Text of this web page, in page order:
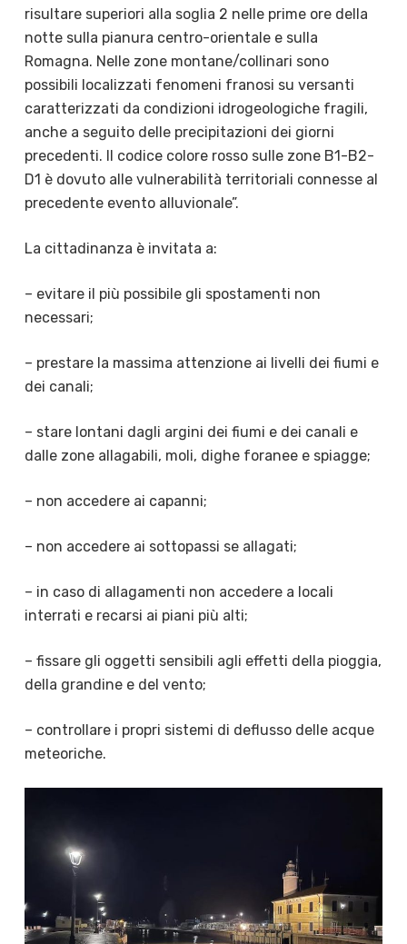
risultare superiori alla soglia 2 nelle prime ore della
notte sulla pianura centro-orientale e sulla
Romagna. Nelle zone montane/collinari sono
possibili localizzati fenomeni franosi su versanti
caratterizzati da condizioni idrogeologiche fragili,
anche a seguito delle precipitazioni dei giorni
precedenti. Il codice colore rosso sulle zone B1-B2-
D1 è dovuto alle vulnerabilità territoriali connesse al
precedente evento alluvionale”.
La cittadinanza è invitata a:
– evitare il più possibile gli spostamenti non
necessari;
– prestare la massima attenzione ai livelli dei fiumi e
dei canali;
– stare lontani dagli argini dei fiumi e dei canali e
dalle zone allagabili, moli, dighe foranee e spiagge;
– non accedere ai capanni;
– non accedere ai sottopassi se allagati;
– in caso di allagamenti non accedere a locali
interrati e recarsi ai piani più alti;
– fissare gli oggetti sensibili agli effetti della pioggia,
della grandine e del vento;
– controllare i propri sistemi di deflusso delle acque
meteoriche.